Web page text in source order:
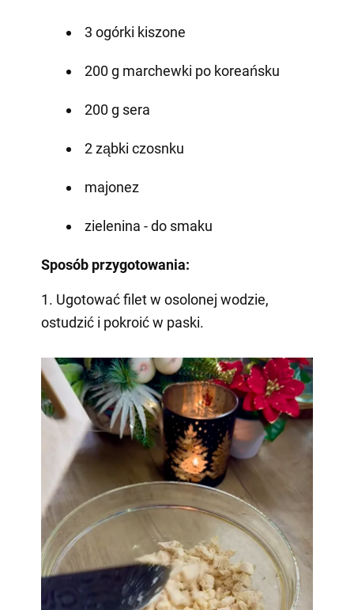
3 ogórki kiszone
200 g marchewki po koreańsku
200 g sera
2 ząbki czosnku
majonez
zielenina - do smaku
Sposób przygotowania:
1. Ugotować filet w osolonej wodzie,
ostudzić i pokroić w paski.